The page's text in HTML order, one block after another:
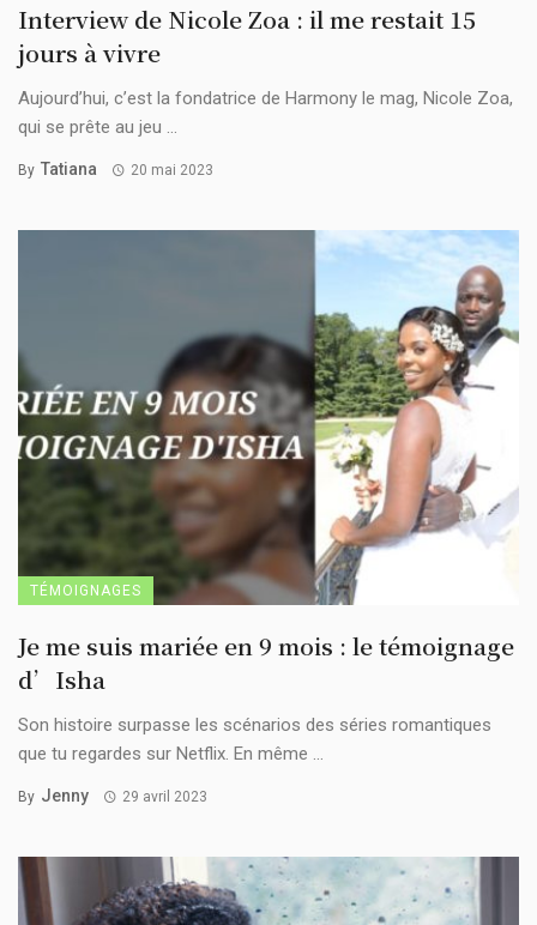
Interview de Nicole Zoa : il me restait 15
jours à vivre
Aujourd’hui, c’est la fondatrice de Harmony le mag, Nicole Zoa,
qui se prête au jeu ...
By Tatiana 20 mai 2023
TÉMOIGNAGES
Je me suis mariée en 9 mois : le témoignage
d’Isha
Son histoire surpasse les scénarios des séries romantiques
que tu regardes sur Netflix. En même ...
By Jenny 29 avril 2023